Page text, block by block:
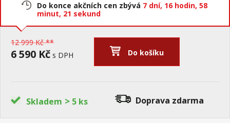
Do konce akčních cen zbývá 7 dní, 16 hodin, 58
minut, 20 sekund
12 999 Kč **
6 590 Kč s DPH Do košíku
Skladem > 5 ks Doprava zdarma